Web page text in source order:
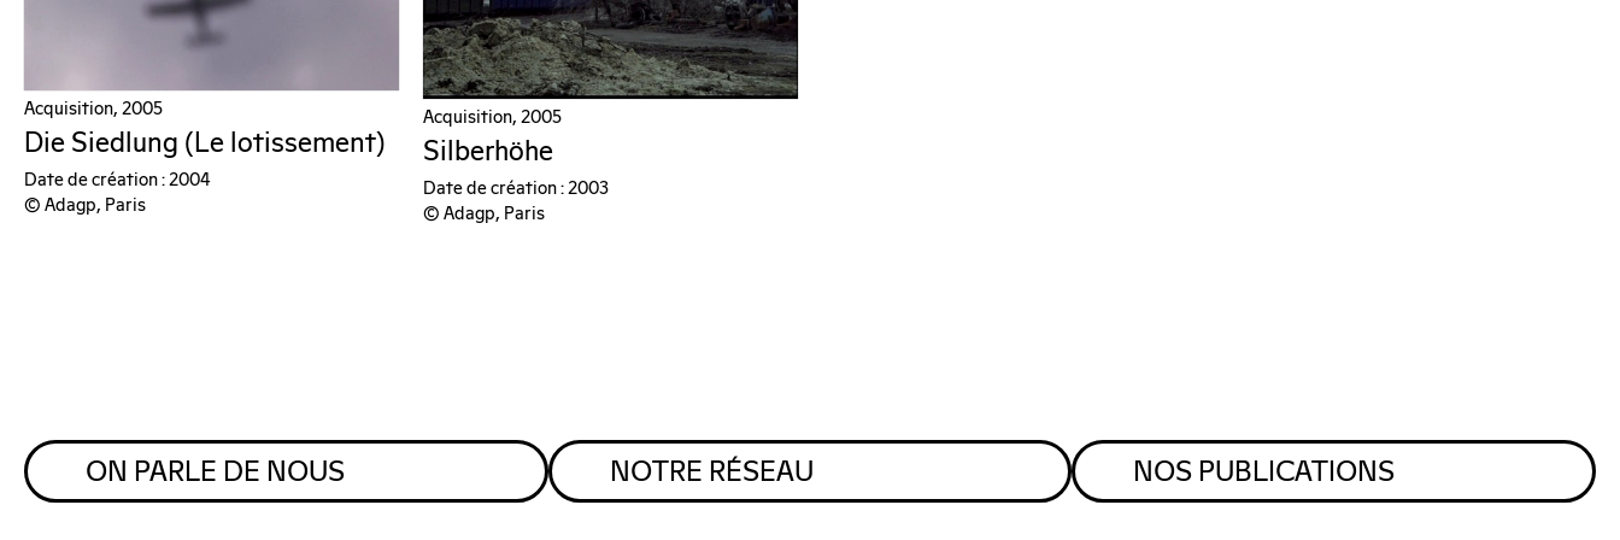
Acquisition, 2005
Die Siedlung (Le lotissement)
Date de création : 2004
© Adagp, Paris
Acquisition, 2005
Silberhöhe
Date de création : 2003
© Adagp, Paris
ON PARLE DE NOUS NOTRE RÉSEAU NOS PUBLICATIONS